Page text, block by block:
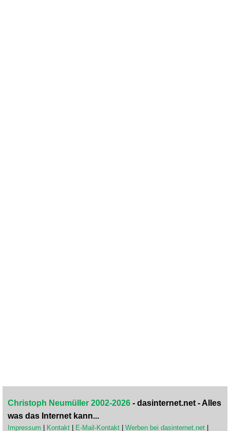
Christoph Neumüller 2002-2026 - dasinternet.net - Alles
was das Internet kann...
Impressum | Kontakt | E-Mail-Kontakt | Werben bei dasinternet.net |